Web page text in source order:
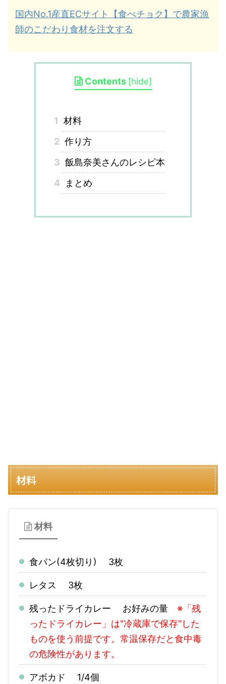
国内No.1産直ECサイト【食べチョク】で農家漁
師のこだわり食材を注文する
Contents [hide]
1 材料
2 作り方
3 飯島奈美さんのレシピ本
4
まとめ
材料
材料
食パン(4枚切り) 3枚
レタス 3枚
残ったドライカレー お好みの量 ※「残
ったドライカレー」は"冷蔵庫で保存"した
ものを使う前提です。常温保存だと食中毒
の危険性があります。
アボカド 1/4個